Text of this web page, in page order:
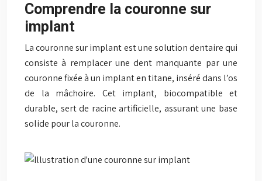
Comprendre la couronne sur
implant
La couronne sur implant est une solution dentaire qui
consiste à remplacer une dent manquante par une
couronne fixée à un implant en titane, inséré dans l’os
de la mâchoire. Cet implant, biocompatible et
durable, sert de racine artificielle, assurant une base
solide pour la couronne.